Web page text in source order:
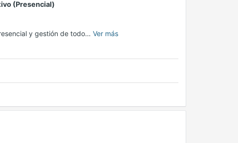
(Presencial)
y gestión de todo… Ver más